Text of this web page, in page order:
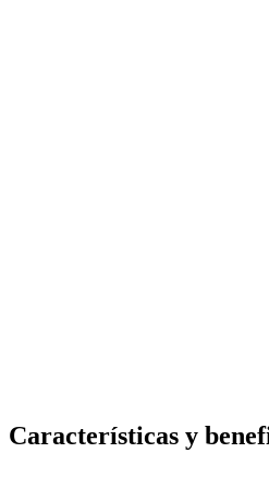
Características y